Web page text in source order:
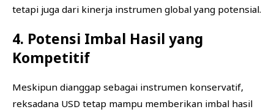
tetapi juga dari kinerja instrumen global yang potensial.
4. Potensi Imbal Hasil yang
Kompetitif
Meskipun dianggap sebagai instrumen konservatif,
reksadana USD tetap mampu memberikan imbal hasil